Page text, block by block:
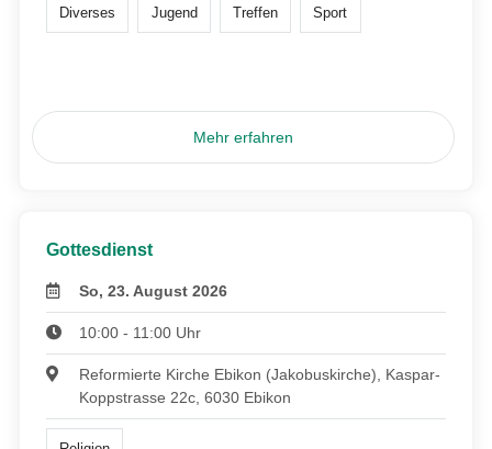
Diverses Jugend Treffen Sport
Mehr erfahren
Gottesdienst
So, 23. August 2026
10:00 - 11:00 Uhr
Reformierte Kirche Ebikon (Jakobuskirche), Kaspar-
Koppstrasse 22c, 6030 Ebikon